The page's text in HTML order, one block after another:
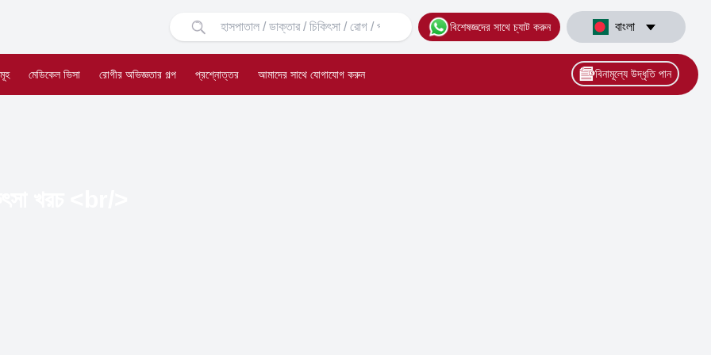
বিশেষজ্ঞদের সাথে চ্যাট করুন বাংলা
মেডিকেল ভিসা রোগীর অভিজ্ঞতার গল্প প্রশ্নোত্তর আমাদের সাথে যোগাযোগ করুন বিনামূল্যে উদ্ধৃতি পান